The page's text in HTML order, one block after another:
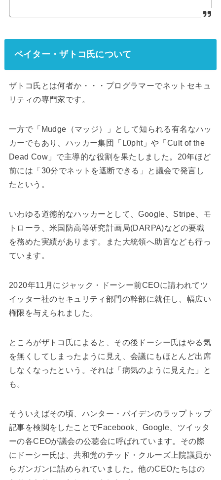
ペイター・ザトコ氏について
ザトコ氏とは何者か・・・プログラマーでネットセキュ
リティの専門家です。
一方で「Mudge（マッジ）」として知られる有名なハッ
カーでもあり、ハッカー集団「L0pht」や「Cult of the
Dead Cow」で主導的な役割を果たしました。20年ほど
前には「30分でネットを遮断できる」と議会で発言し
たという。
いわゆる道徳的なハッカーとして、Google、Stripe、モ
トローラ、米国防高等研究計画局(DARPA)などの要職
を務めた実績があります。また大統領へ助言なども行っ
ています。
2020年11月にジャック・ドーシー前CEOに請われてツ
イッター社のセキュリティ部門の幹部に就任し、幅広い
権限を与えられました。
ところがザトコ氏によると、その後ドーシー氏はやる気
を無くしてしまったように見え、会議にもほとんど出席
しなくなったという。それは「病気のように見えた」と
も。
そういえばその頃、ハンター・バイデンのラップトップ
記事を検閲をしたことでFacebook、Google、ツイッタ
ーの各CEOが議会の公聴会に呼ばれています。その際
にドーシー氏は、共和党のテッド・クルーズ上院議員か
らガンガンに詰められていました。他のCEOたちはの